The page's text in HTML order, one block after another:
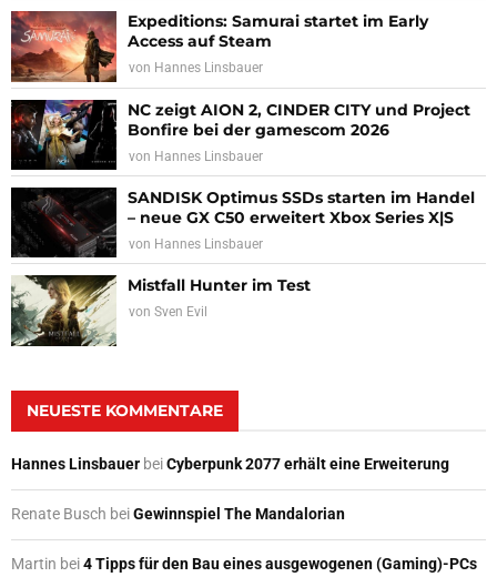
Expeditions: Samurai startet im Early
Access auf Steam
von Hannes Linsbauer
NC zeigt AION 2, CINDER CITY und Project
Bonfire bei der gamescom 2026
von Hannes Linsbauer
SANDISK Optimus SSDs starten im Handel
– neue GX C50 erweitert Xbox Series X|S
von Hannes Linsbauer
Mistfall Hunter im Test
von Sven Evil
NEUESTE KOMMENTARE
Hannes Linsbauer beiCyberpunk 2077 erhält eine Erweiterung
Renate Busch beiGewinnspiel The Mandalorian
Martin bei4 Tipps für den Bau eines ausgewogenen (Gaming)-PCs